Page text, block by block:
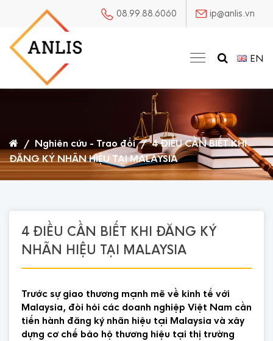
08.99.88.6060 ip@anlis.vn
EN
/ Nghiên cứu - Trao đổi / 4 ĐIỀU CẦN BIẾT KHI
ĐĂNG KÝ NHÃN HIỆU TẠI MALAYSIA
4 ĐIỀU CẦN BIẾT KHI ĐĂNG KÝ
NHÃN HIỆU TẠI MALAYSIA
Trước sự giao thương mạnh mẽ về kinh tế với
Malaysia, đòi hỏi các doanh nghiệp Việt Nam cần
tiến hành đăng ký nhãn hiệu tại Malaysia và xây
dựng cơ chế bảo hộ thương hiệu tại thị trường